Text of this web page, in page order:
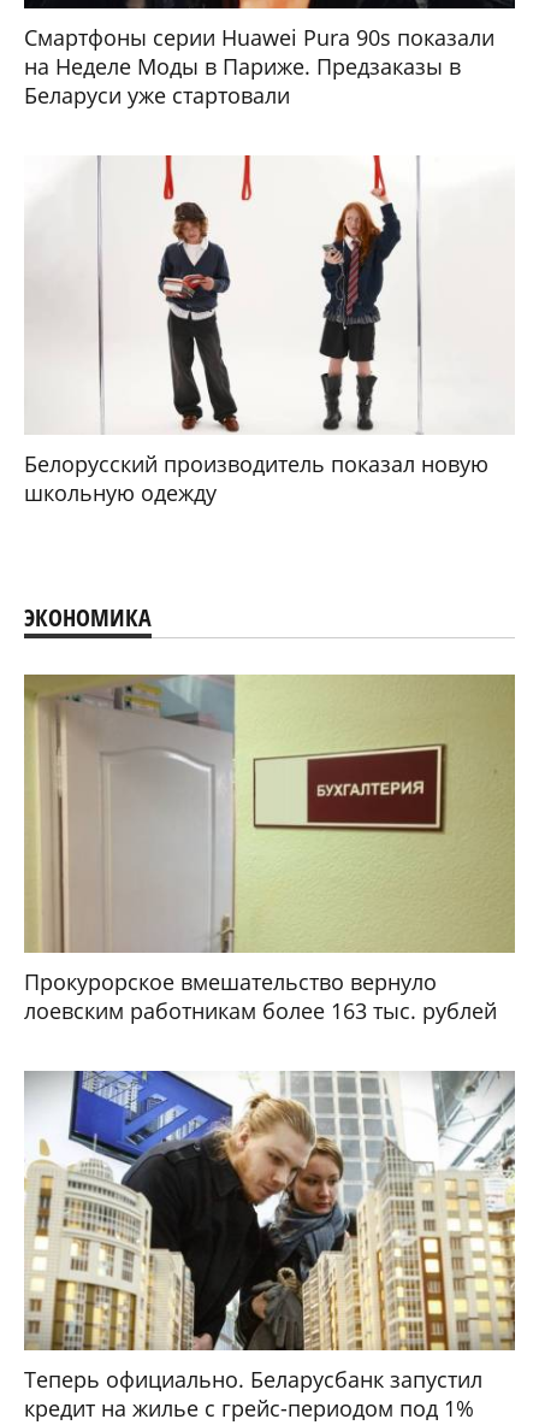
Смартфоны серии Huawei Pura 90s показали
на Неделе Моды в Париже. Предзаказы в
Беларуси уже стартовали
Белорусский производитель показал новую
школьную одежду
ЭКОНОМИКА
Прокурорское вмешательство вернуло
лоевским работникам более 163 тыс. рублей
Теперь официально. Беларусбанк запустил
кредит на жилье с грейс-периодом под 1%